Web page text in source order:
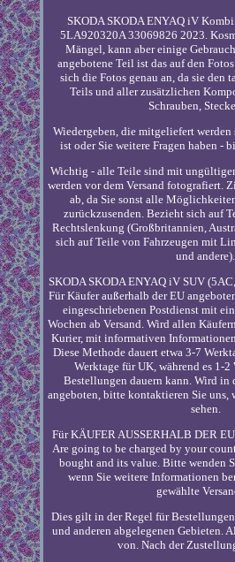
SKODA SKODA ENYAQ iV
5LA920320A 33069826 2023.
Mängel, kann aber einige
angebotene Teil ist das auf den
sich die Fotos genau an, da sie den
Teils und aller zusätzlichen
Schrauben,
Wiedergeben, die mitgeliefert
ist oder Sie weitere Fragen haben -
Wichtig - alle Teile sind mit
werden vor dem Versand fotografiert.
ab, da Sie sonst alle
zurückzusenden. Bezieht sich auf
Rechtslenkung (Großbritannien,
sich auf Teile von Fahrzeugen mit
und andere).
SKODA SKODA ENYAQ iV SUV
Für Käufer außerhalb der EU
eingeschriebenen Postdienst mit
Wochen ab Versand. Wird allen
Kurier, mit informativen
Diese Methode dauert etwa 3-7
Werktage für UK, während es 1-
Bestellungen dauern kann. Wird in
angeboten, bitte kontaktieren Sie uns,
sehen.
Für KÄUFER AUSSERHALB DER
Are going to be charged by your
bought and its value. Bitte wenden
wenn Sie weitere Informationen
gewählte
Dies gilt in der Regel für
und anderen abgelegenen Gebieten.
von. Nach der